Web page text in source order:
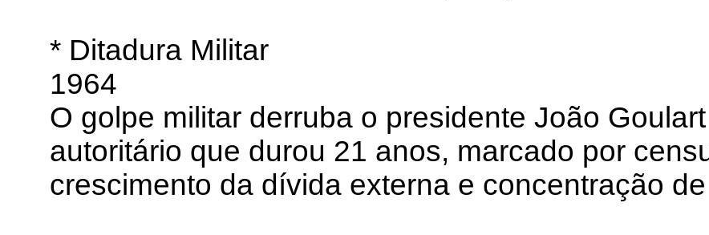
* Ditadura Militar
1964
O golpe militar derruba o presidente João
autoritário que durou 21 anos, marcado por
crescimento da dívida externa e concentração